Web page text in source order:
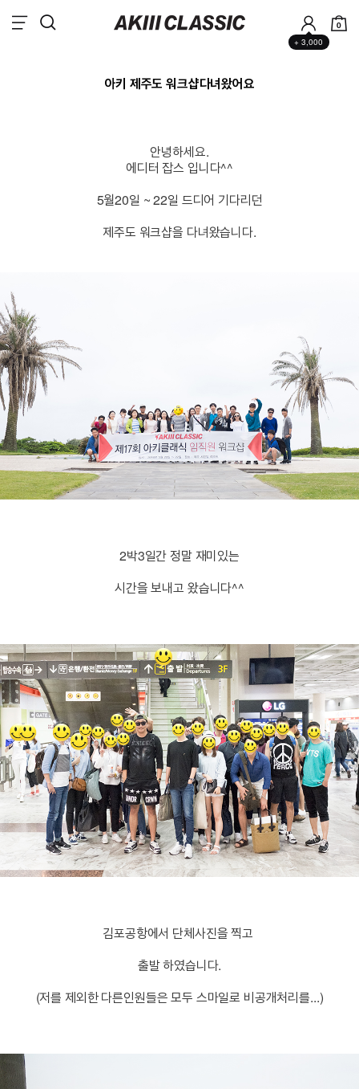
+ 3,000
0
아키 제주도 워크샵다녀왔어요
안녕하세요.
에디터 잡스 입니다^^
5월20일 ~ 22일 드디어 기다리던
제주도 워크샵을 다녀왔습니다.
2박3일간 정말 재미있는
시간을 보내고 왔습니다^^
김포공항에서 단체사진을 찍고
출발 하였습니다.
(저를 제외한 다른인원들은 모두 스마일로 비공개처리를...)